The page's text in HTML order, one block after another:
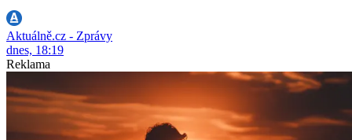
Aktuálně.cz - Zprávy
dnes, 18:19
Reklama